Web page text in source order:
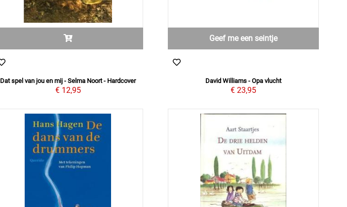
Dat spel van jou en mij - Selma Noort - Hardcover
€ 12,95
Geef me een seintje
David Williams - Opa vlucht
€ 23,95